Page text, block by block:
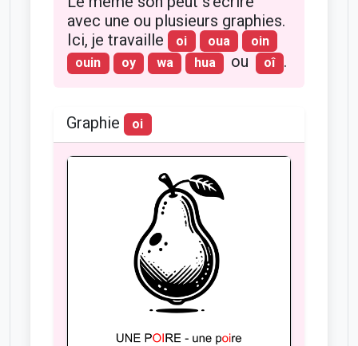
avec une ou plusieurs graphies.
Ici, je travaille
oi oua
oin
ouin
oy wa hua ou oî .
Graphie oi